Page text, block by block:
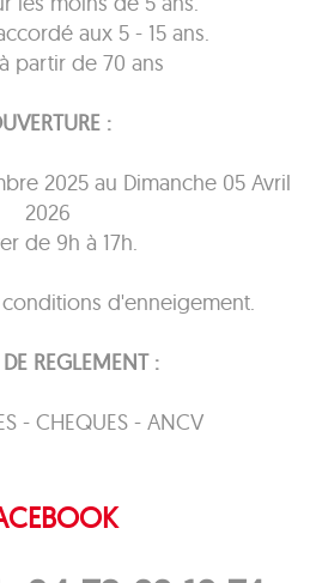
aux 5 - 15 ans.
partir de 70 ans
:
2025 au Dimanche 05 Avril
2026
de 9h à 17h.
d'enneigement.
REGLEMENT :
- CHEQUES - ANCV